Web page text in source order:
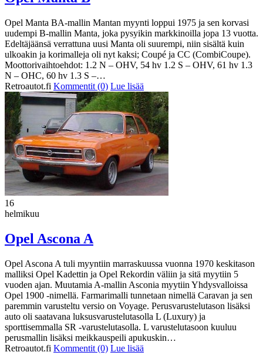
Opel Manta BA-mallin Mantan myynti loppui 1975 ja sen korvasi
uudempi B-mallin Manta, joka pysyikin markkinoilla jopa 13 vuotta.
Edeltäjäänsä verrattuna uusi Manta oli suurempi, niin sisältä kuin
ulkoakin ja korimalleja oli nyt kaksi; Coupé ja CC (CombiCoupe).
Moottorivaihtoehdot: 1.2 N – OHV, 54 hv 1.2 S – OHV, 61 hv 1.3
N – OHC, 60 hv 1.3 S –…
Retroautot.fi Kommentit (0) Lue lisää
16
helmikuu
Opel Ascona A
Opel Ascona A tuli myyntiin marraskuussa vuonna 1970 keskitason
malliksi Opel Kadettin ja Opel Rekordin väliin ja sitä myytiin 5
vuoden ajan. Muutamia A-mallin Asconia myytiin Yhdysvalloissa
Opel 1900 -nimellä. Farmarimalli tunnetaan nimellä Caravan ja sen
paremmin varusteltu versio on Voyage. Perusvarustelutason lisäksi
auto oli saatavana luksusvarustelutasolla L (Luxury) ja
sporttisemmalla SR -varustelutasolla. L varustelutasoon kuuluu
perusmallin lisäksi meikkauspeili apukuskin…
Retroautot.fi Kommentit (0) Lue lisää